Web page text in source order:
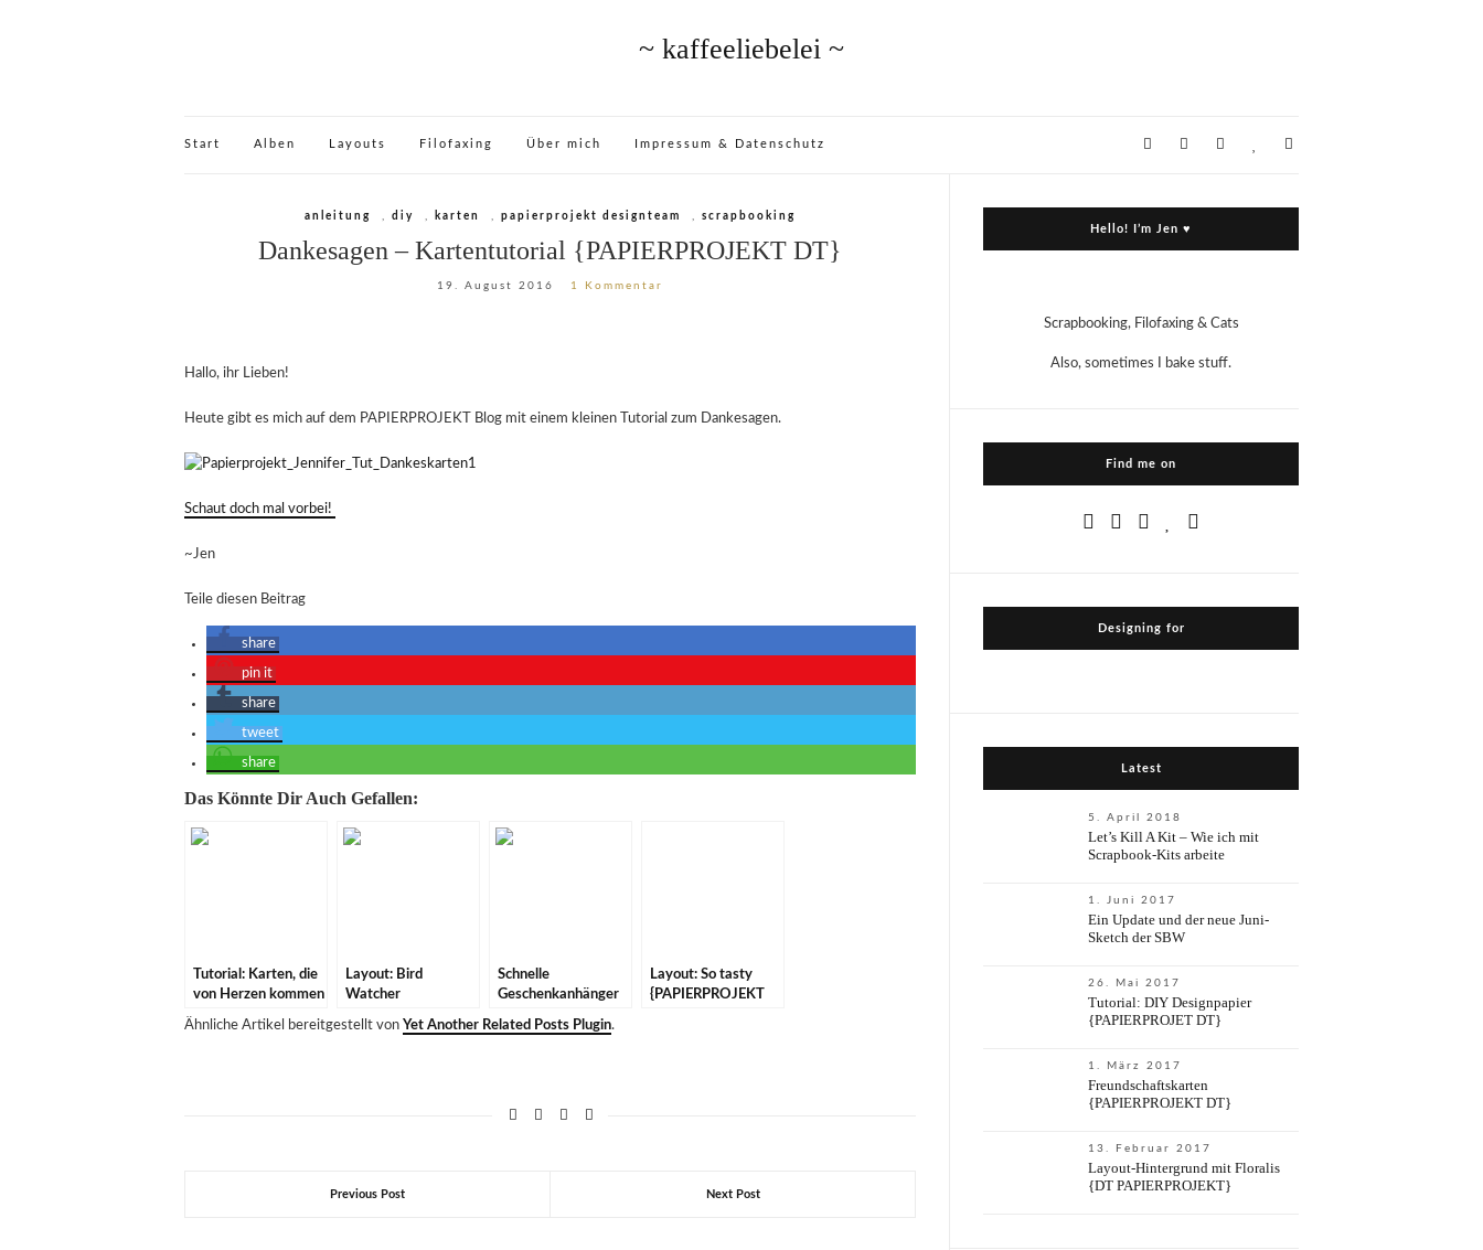
~ kaffeeliebelei ~
Start Alben Layouts Filofaxing Über mich Impressum & Datenschutz
anleitung ,diy , karten ,papierprojekt designteam ,scrapbooking
Dankesagen – Kartentutorial {PAPIERPROJEKT DT}
19. August 2016 1 Kommentar
Hallo, ihr Lieben!
Heute gibt es mich auf dem PAPIERPROJEKT Blog mit einem kleinen Tutorial zum Dankesagen.
Schaut doch mal vorbei!
~Jen
Teile diesen Beitrag
share
pin it
share
tweet
share
Das Könnte Dir Auch Gefallen:
Tutorial: Karten, die
von Herzen kommen
DT}
Layout: Bird
Watcher
DT}
Schnelle
Geschenkanhänger
DT}
Layout: So tasty
{PAPIERPROJEKT
Ähnliche Artikel bereitgestellt von Yet Another Related Posts Plugin.
Previous Post Next Post
Hello! I’m Jen ♥
Scrapbooking, Filofaxing & Cats
Also, sometimes I bake stuff.
Find me on
Designing for
Latest
5. April 2018
Let’s Kill A Kit – Wie ich mit
Scrapbook-Kits arbeite
1. Juni 2017
Ein Update und der neue Juni-
Sketch der SBW
26. Mai 2017
Tutorial: DIY Designpapier
{PAPIERPROJET DT}
1. März 2017
Freundschaftskarten
{PAPIERPROJEKT DT}
13. Februar 2017
Layout-Hintergrund mit Floralis
{DT PAPIERPROJEKT}